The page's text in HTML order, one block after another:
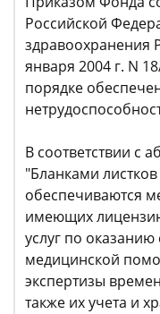
Российской
здравоохранения
января 2004 г. N
порядке
В соответствии с
"Бланками
обеспечиваются
имеющих
услуг по
медицинской
экспертизы
также их учета и